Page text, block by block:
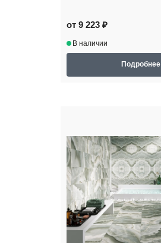
от 9 223 ₽
В наличии
Подробнее